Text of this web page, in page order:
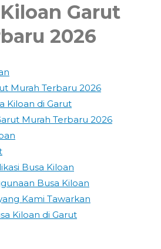
Garut
2026
Murah Terbaru 2026
Kiloan di Garut
Murah Terbaru 2026
Busa Kiloan
Busa Kiloan
Kami Tawarkan
Kiloan di Garut